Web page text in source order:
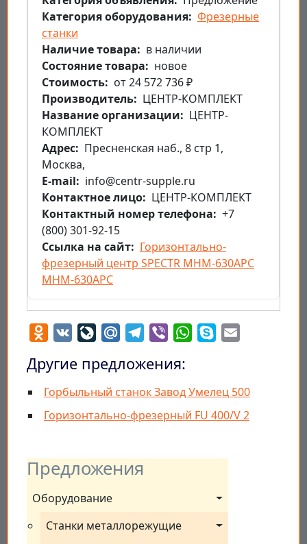
Предложения
Оборудование
Станки металлорежущие
Категория оборудования Фрезерные
станки
Наличие товара
в наличии
Состояние товара
новое
Стоимость
от 24 572 736 ₽
Производитель
ЦЕНТР-КОМПЛЕКТ
Название организации
ЦЕНТР-
КОМПЛЕКТ
Aдрес
Пресненская наб., 8 стр 1,
Москва,
E-mail
info@centr-supple.ru
Контактное лицо
ЦЕНТР-КОМПЛЕКТ
Контактный номер телефона
+7
(800) 301-92-15
Ссылка на сайт
Горизонтально-
фрезерный центр SPECTR MHM-630APC
MHM-630APC
Odnoklassniki
VK LiveJournal
Mail.RuTelegram
Viber WhatsApp
Skype
Другие предложения:
Горбыльный станок Завод Умелец 500
Горизонтально-фрезерный FU 400/V 2